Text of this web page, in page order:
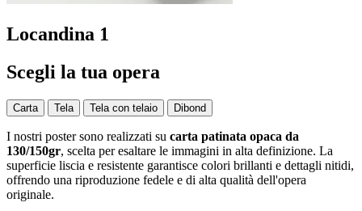
Locandina 1
Scegli la tua opera
Carta Tela Tela con telaio Dibond
I nostri poster sono realizzati su carta patinata opaca da
130/150gr, scelta per esaltare le immagini in alta definizione. La
superficie liscia e resistente garantisce colori brillanti e dettagli nitidi,
offrendo una riproduzione fedele e di alta qualità dell'opera
originale.